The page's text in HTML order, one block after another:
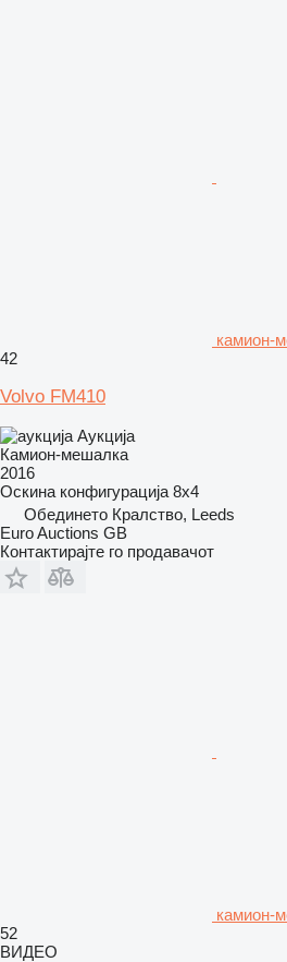
камион-
42
Volvo FM410
Аукција
Камион-мешалка
2016
Оскина конфигурација 8x4
Обединето Кралство, Leeds
Euro Auctions GB
Контактирајте го продавачот
камион-
52
ВИДЕО